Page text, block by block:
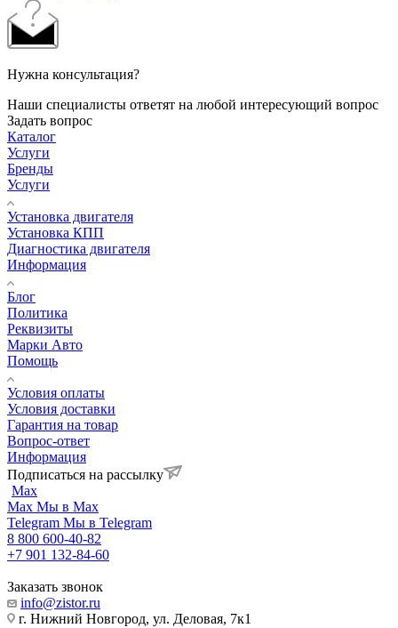
Нужна консультация?
Наши специалисты ответят на любой интересующий вопрос
Задать вопрос
Каталог
Услуги
Бренды
Услуги
Установка двигателя
Установка КПП
Диагностика двигателя
Информация
Блог
Политика
Реквизиты
Марки Авто
Помощь
Условия оплаты
Условия доставки
Гарантия на товар
Вопрос-ответ
Информация
Подписаться на рассылку
Max
Max Мы в Max
Telegram Мы в Telegram
8 800 600-40-82
+7 901 132-84-60
Заказать звонок
info@zistor.ru
г. Нижний Новгород, ул. Деловая, 7к1